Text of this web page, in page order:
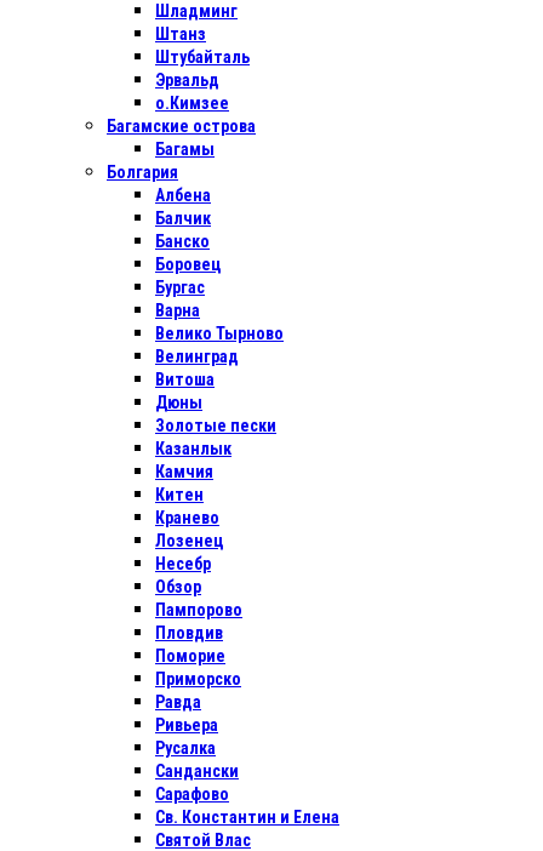
Шладминг
Штанз
Штубайталь
Эрвальд
о.Кимзее
Багамские острова
Багамы
Болгария
Албена
Балчик
Банско
Боровец
Бургас
Варна
Велико Тырново
Велинград
Витоша
Дюны
Золотые пески
Казанлык
Камчия
Китен
Кранево
Лозенец
Несебр
Обзор
Пампорово
Пловдив
Поморие
Приморско
Равда
Ривьера
Русалка
Сандански
Сарафово
Св. Константин и Елена
Святой Влас